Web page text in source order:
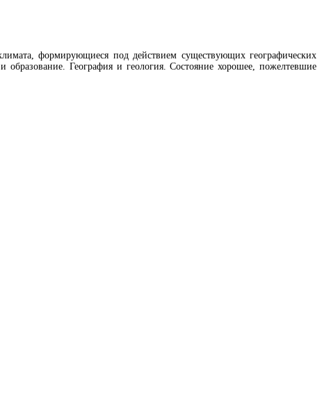
формирующиеся под действием существующих географических
География и геология. Состояние хорошее, пожелтевшие